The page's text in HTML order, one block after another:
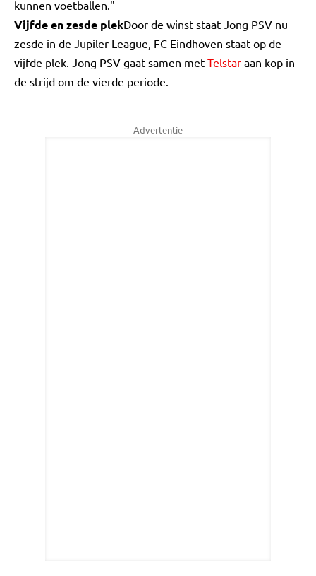
kunnen voetballen."
Vijfde en zesde plekDoor de winst staat Jong PSV nu
zesde in de Jupiler League, FC Eindhoven staat op de
vijfde plek. Jong PSV gaat samen met Telstar aan kop in
de strijd om de vierde periode.
Advertentie